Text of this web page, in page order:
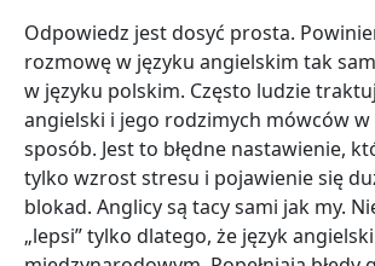
Odpowiedz jest dosyć prosta.
rozmowę w języku angielskim tak
w języku polskim. Często ludzie
angielski i jego rodzimych mówców
sposób. Jest to błędne nastawienie,
tylko wzrost stresu i pojawienie się
blokad. Anglicy są tacy sami jak my.
„lepsi” tylko dlatego, że język